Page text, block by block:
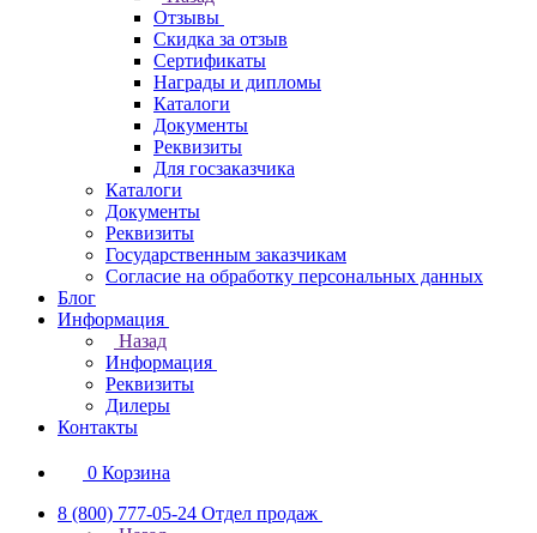
Отзывы
Скидка за отзыв
Сертификаты
Награды и дипломы
Каталоги
Документы
Реквизиты
Для госзаказчика
Каталоги
Документы
Реквизиты
Государственным заказчикам
Согласие на обработку персональных данных
Блог
Информация
Назад
Информация
Реквизиты
Дилеры
Контакты
0 Корзина
8 (800) 777-05-24 Отдел продаж